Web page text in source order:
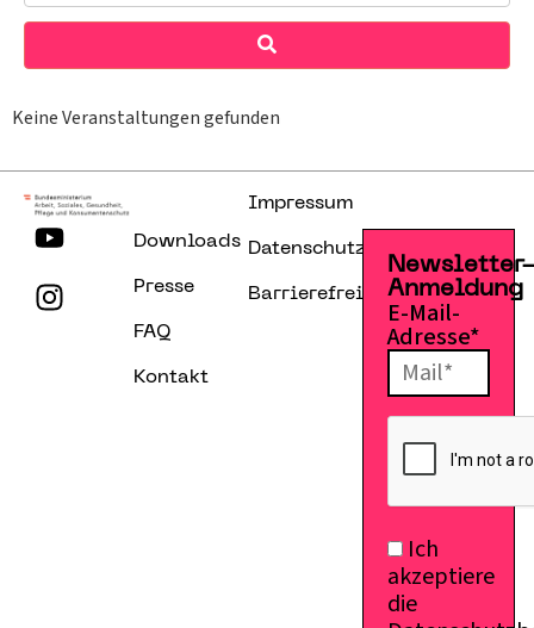
Keine Veranstaltungen gefunden
Downloads
Presse
FAQ
Kontakt
Impressum
Datenschutzerklärung
Barrierefreiheitserklärung
Anmeldung
E-Mail-
Adresse*
Ich
akzeptiere
die